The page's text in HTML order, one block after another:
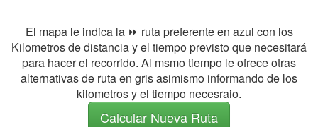
El mapa le indica la ⏩ ruta preferente en azul con los
Kilometros de distancia y el tiempo previsto que necesitará
para hacer el recorrido. Al msmo tiempo le ofrece otras
alternativas de ruta en gris asimismo informando de los
kilometros y el tiempo necesraio.
Calcular Nueva Ruta